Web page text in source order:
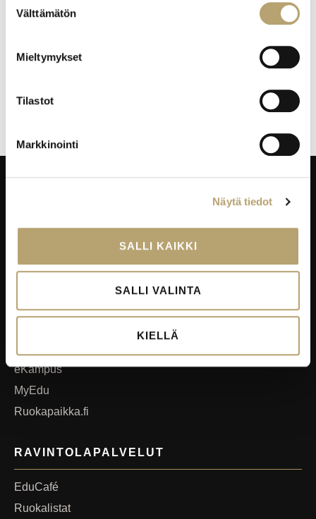
valinta
Välttämätön
Mieltymykset
Tilastot
Markkinointi
Näytä tiedot
SALLI KAIKKI
SALLI VALINTA
KIELLÄ
Maarit Helkala
hankevastaava
040 481 3904
EDUKO VERKOSSA
eKampus
MyEdu
Ruokapaikka.fi
RAVINTOLAPALVELUT
EduCafé
Ruokalistat